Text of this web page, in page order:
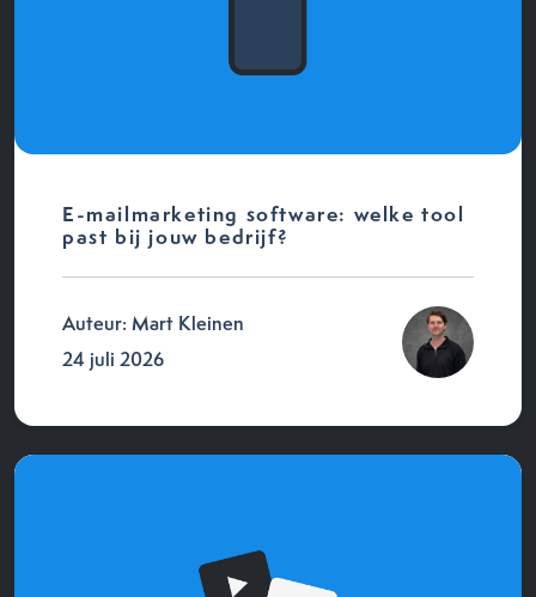
E-mailmarketing software: welke tool
past bij jouw bedrijf?
Auteur: Mart Kleinen
24 juli 2026